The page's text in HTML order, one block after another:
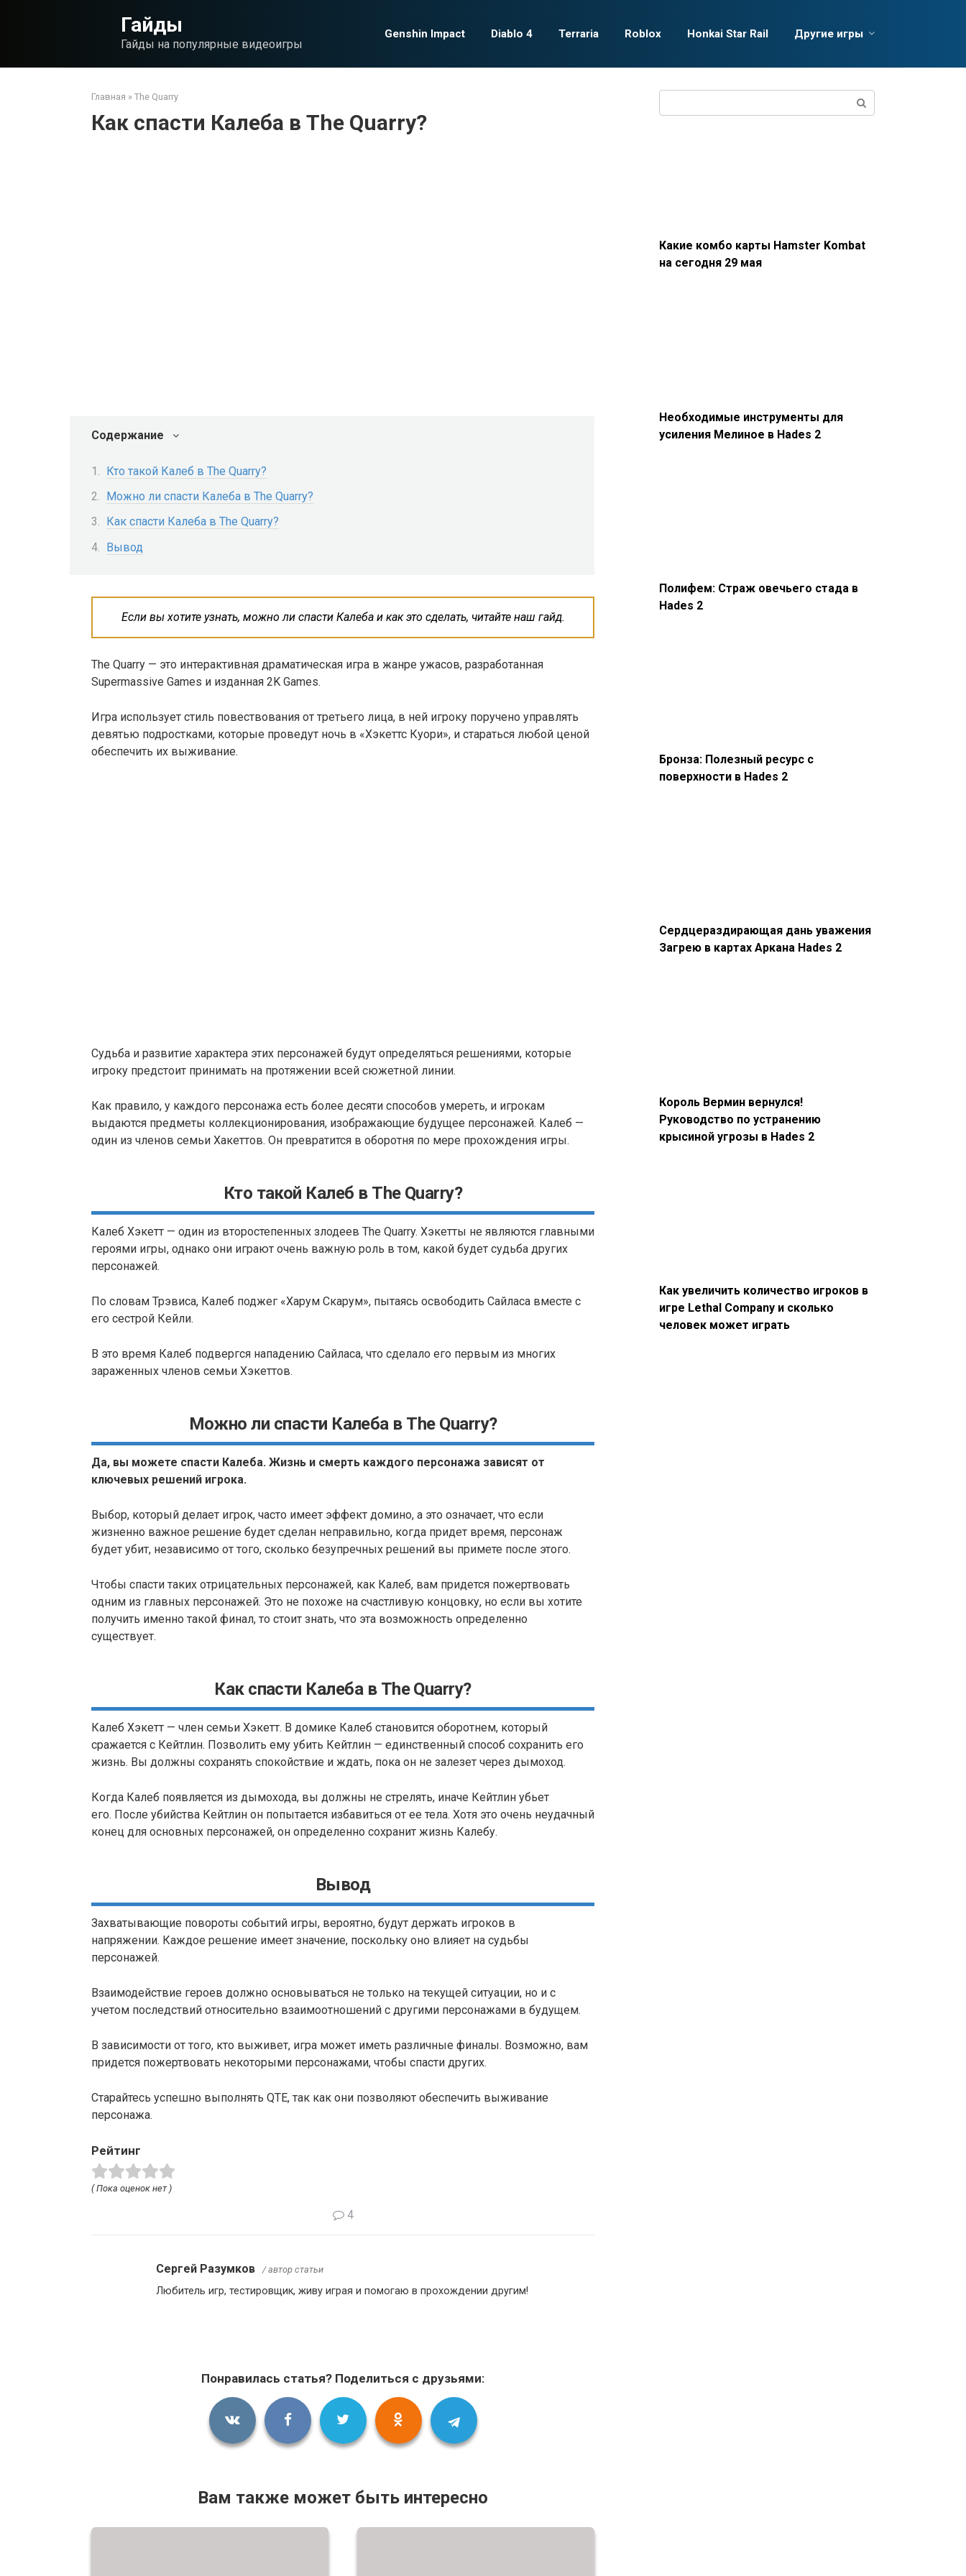
Гайды
Гайды на популярные видеоигры
Genshin Impact Diablo 4 Terraria Roblox Honkai Star Rail Другие игры
Главная » The Quarry
Как спасти Калеба в The Quarry?
Содержание
Кто такой Калеб в The Quarry?
Можно ли спасти Калеба в The Quarry?
Как спасти Калеба в The Quarry?
Вывод
Если вы хотите узнать, можно ли спасти Калеба и как это сделать, читайте наш гайд.
The Quarry — это интерактивная драматическая игра в жанре ужасов, разработанная
Supermassive Games и изданная 2K Games.
Игра использует стиль повествования от третьего лица, в ней игроку поручено управлять
девятью подростками, которые проведут ночь в «Хэкеттс Куори», и стараться любой ценой
обеспечить их выживание.
Судьба и развитие характера этих персонажей будут определяться решениями, которые
игроку предстоит принимать на протяжении всей сюжетной линии.
Как правило, у каждого персонажа есть более десяти способов умереть, и игрокам
выдаются предметы коллекционирования, изображающие будущее персонажей. Калеб —
один из членов семьи Хакеттов. Он превратится в оборотня по мере прохождения игры.
Кто такой Калеб в The Quarry?
Калеб Хэкетт — один из второстепенных злодеев The Quarry. Хэкетты не являются главными
героями игры, однако они играют очень важную роль в том, какой будет судьба других
персонажей.
По словам Трэвиса, Калеб поджег «Харум Скарум», пытаясь освободить Сайласа вместе с
его сестрой Кейли.
В это время Калеб подвергся нападению Сайласа, что сделало его первым из многих
зараженных членов семьи Хэкеттов.
Можно ли спасти Калеба в The Quarry?
Да, вы можете спасти Калеба. Жизнь и смерть каждого персонажа зависят от
ключевых решений игрока.
Выбор, который делает игрок, часто имеет эффект домино, а это означает, что если
жизненно важное решение будет сделан неправильно, когда придет время, персонаж
будет убит, независимо от того, сколько безупречных решений вы примете после этого.
Чтобы спасти таких отрицательных персонажей, как Калеб, вам придется пожертвовать
одним из главных персонажей. Это не похоже на счастливую концовку, но если вы хотите
получить именно такой финал, то стоит знать, что эта возможность определенно
существует.
Как спасти Калеба в The Quarry?
Калеб Хэкетт — член семьи Хэкетт. В домике Калеб становится оборотнем, который
сражается с Кейтлин. Позволить ему убить Кейтлин — единственный способ сохранить его
жизнь. Вы должны сохранять спокойствие и ждать, пока он не залезет через дымоход.
Когда Калеб появляется из дымохода, вы должны не стрелять, иначе Кейтлин убьет
его. После убийства Кейтлин он попытается избавиться от ее тела. Хотя это очень неудачный
конец для основных персонажей, он определенно сохранит жизнь Калебу.
Вывод
Захватывающие повороты событий игры, вероятно, будут держать игроков в
напряжении. Каждое решение имеет значение, поскольку оно влияет на судьбы
персонажей.
Взаимодействие героев должно основываться не только на текущей ситуации, но и с
учетом последствий относительно взаимоотношений с другими персонажами в будущем.
В зависимости от того, кто выживет, игра может иметь различные финалы. Возможно, вам
придется пожертвовать некоторыми персонажами, чтобы спасти других.
Старайтесь успешно выполнять QTE, так как они позволяют обеспечить выживание
персонажа.
Рейтинг
( Пока оценок нет )
4
Сергей Разумков / автор статьи
Любитель игр, тестировщик, живу играя и помогаю в прохождении другим!
Понравилась статья? Поделиться с друзьями:
Вам также может быть интересно
Какие комбо карты Hamster Kombat
на сегодня 29 мая
Необходимые инструменты для
усиления Мелиное в Hades 2
Полифем: Страж овечьего стада в
Hades 2
Бронза: Полезный ресурс с
поверхности в Hades 2
Сердцераздирающая дань уважения
Загрею в картах Аркана Hades 2
Король Вермин вернулся!
Руководство по устранению
крысиной угрозы в Hades 2
Как увеличить количество игроков в
игре Lethal Company и сколько
человек может играть